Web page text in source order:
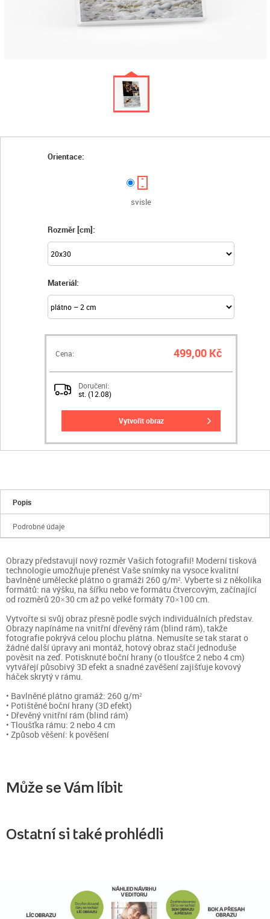
Orientace:
svisle
Rozměr [cm]:
Materiál:
Cena: 499,00 Kč
Doručení:
st. (12.08)
vytvořit obraz
Popis
Podrobné údaje
Obrazy představují nový rozměr Vašich fotografií! Moderní tisková
technologie umožňuje přenést Vaše snímky na vysoce kvalitní
bavlněné umělecké plátno o gramáži 260 g/m². Vyberte si z několika
formátů: na výšku, na šířku nebo ve formátu čtvercovým, začínající
od rozměrů 20×30 cm až po velké formáty 70×100 cm.
Vytvořte si svůj obraz přesně podle svých individuálních představ.
Obrazy napínáme na vnitřní dřevěný rám (blind rám), takže
fotografie pokrývá celou plochu plátna. Nemusíte se tak starat o
žádné další úpravy ani montáž, hotový obraz stačí jednoduše
pověsit na zeď. Potisknuté boční hrany (o tloušťce 2 nebo 4 cm)
vytvářejí působivý 3D efekt a snadné zavěšení zajišťuje kovový
háček skrytý v rámu.
• Bavlněné plátno gramáž: 260 g/m²
• Potištěné boční hrany (3D efekt)
• Dřevěný vnitřní rám (blind rám)
• Tloušťka rámu: 2 nebo 4 cm
• Způsob věšení: k pověšení
Může se Vám líbit
Ostatní si také prohlédli